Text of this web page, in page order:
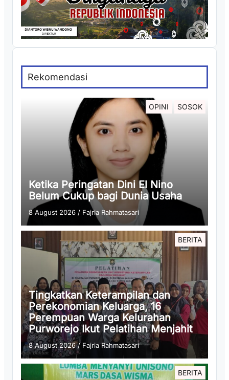
Rekomendasi
OPINI SOSOK
Ketika Peringatan Dini El Nino
Belum Cukup bagi Dunia Usaha
8 August 2026 / Fajria Rahmatasari
BERITA
Tingkatkan Keterampilan dan
Perekonomian Keluarga, 16
Perempuan Warga Kelurahan
Purworejo Ikut Pelatihan Menjahit
8 August 2026/ Fajria Rahmatasari
BERITA